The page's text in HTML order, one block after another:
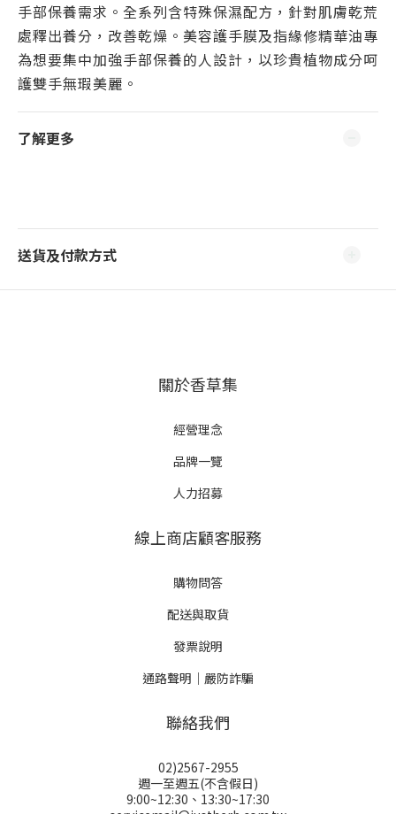
手部保養需求。全系列含特殊保濕配方，針對肌膚乾荒
處釋出養分，改善乾燥。美容護手膜及指緣修精華油專
為想要集中加強手部保養的人設計，以珍貴植物成分呵
護雙手無瑕美麗。
了解更多
送貨及付款方式
關於香草集
經營理念
品牌一覽
人力招募
線上商店顧客服務
購物問答
配送與取貨
發票說明
通路聲明｜嚴防詐騙
聯絡我們
02)2567-2955
週一至週五(不含假日)
9:00~12:30、13:30~17:30